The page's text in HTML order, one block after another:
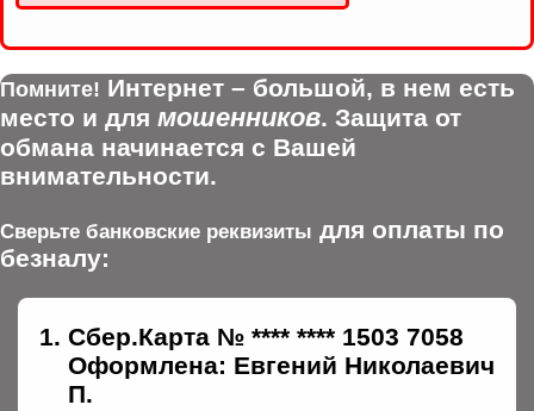
Помните! Интернет – большой, в нем есть
место и для мошенников. Защита от
обмана начинается с Вашей
внимательности.
Сверьте банковские реквизиты для оплаты по
безналу:
Сбер.Карта № **** **** 1503 7058
Оформлена: Евгений Николаевич
П.